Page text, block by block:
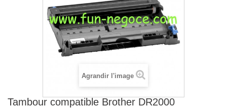
Agrandir l'image
Tambour compatible Brother DR2000